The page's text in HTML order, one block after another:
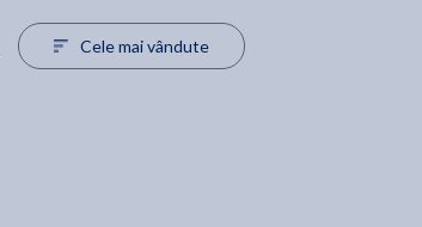
Cele mai vândute